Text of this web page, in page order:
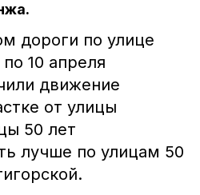
дороги по улице
10 апреля
движение
от улицы
50 лет
лучше по улицам 50